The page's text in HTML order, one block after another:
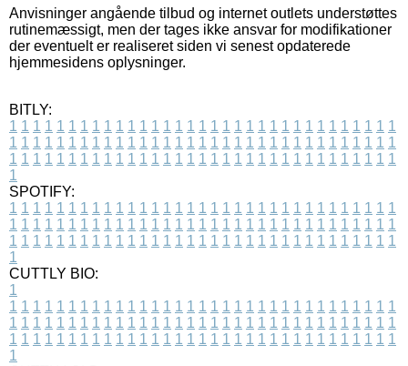
Anvisninger angående tilbud og internet outlets understøttes
rutinemæssigt, men der tages ikke ansvar for modifikationer
der eventuelt er realiseret siden vi senest opdaterede
hjemmesidens oplysninger.
BITLY:
1 1 1 1 1 1 1 1 1 1 1 1 1 1 1 1 1 1 1 1 1 1 1 1 1 1 1 1 1 1 1 1 1
1 1 1 1 1 1 1 1 1 1 1 1 1 1 1 1 1 1 1 1 1 1 1 1 1 1 1 1 1 1 1 1 1
1 1 1 1 1 1 1 1 1 1 1 1 1 1 1 1 1 1 1 1 1 1 1 1 1 1 1 1 1 1 1 1 1
1
SPOTIFY:
1 1 1 1 1 1 1 1 1 1 1 1 1 1 1 1 1 1 1 1 1 1 1 1 1 1 1 1 1 1 1 1 1
1 1 1 1 1 1 1 1 1 1 1 1 1 1 1 1 1 1 1 1 1 1 1 1 1 1 1 1 1 1 1 1 1
1 1 1 1 1 1 1 1 1 1 1 1 1 1 1 1 1 1 1 1 1 1 1 1 1 1 1 1 1 1 1 1 1
1
CUTTLY BIO:
1
1 1 1 1 1 1 1 1 1 1 1 1 1 1 1 1 1 1 1 1 1 1 1 1 1 1 1 1 1 1 1 1 1
1 1 1 1 1 1 1 1 1 1 1 1 1 1 1 1 1 1 1 1 1 1 1 1 1 1 1 1 1 1 1 1 1
1 1 1 1 1 1 1 1 1 1 1 1 1 1 1 1 1 1 1 1 1 1 1 1 1 1 1 1 1 1 1 1 1
1